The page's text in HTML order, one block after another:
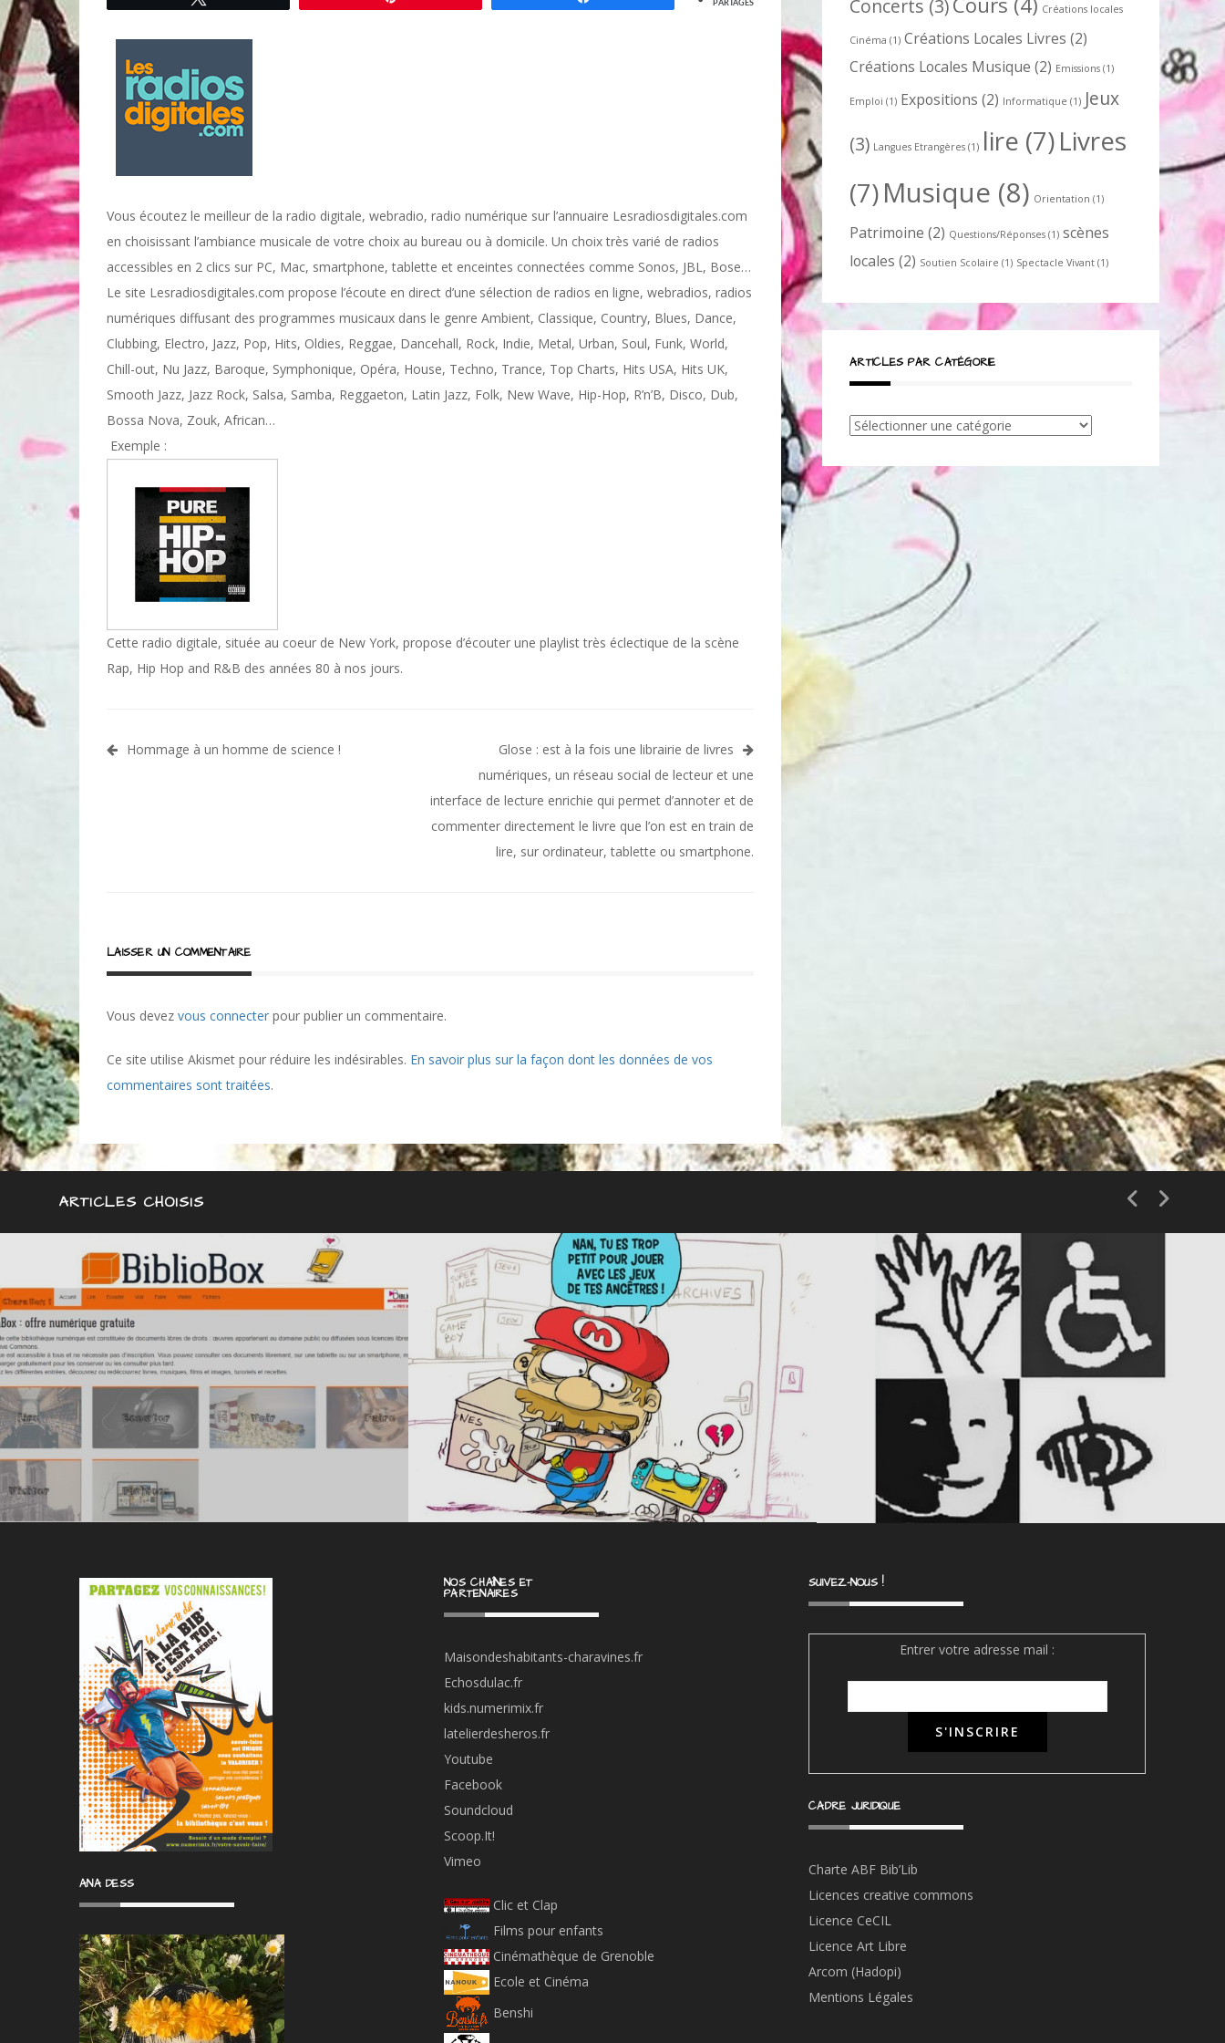
PARTAGES
Vous écoutez le meilleur de la radio digitale, webradio, radio numérique sur l’annuaire Lesradiosdigitales.com
en choisissant l’ambiance musicale de votre choix au bureau ou à domicile. Un choix très varié de radios
accessibles en 2 clics sur PC, Mac, smartphone, tablette et enceintes connectées comme Sonos, JBL, Bose…
Le site Lesradiosdigitales.com propose l’écoute en direct d’une sélection de radios en ligne, webradios, radios
numériques diffusant des programmes musicaux dans le genre Ambient, Classique, Country, Blues, Dance,
Clubbing, Electro, Jazz, Pop, Hits, Oldies, Reggae, Dancehall, Rock, Indie, Metal, Urban, Soul, Funk, World,
Chill-out, Nu Jazz, Baroque, Symphonique, Opéra, House, Techno, Trance, Top Charts, Hits USA, Hits UK,
Smooth Jazz, Jazz Rock, Salsa, Samba, Reggaeton, Latin Jazz, Folk, New Wave, Hip-Hop, R’n’B, Disco, Dub,
Bossa Nova, Zouk, African…
Exemple :
Cette radio digitale, située au coeur de New York, propose d’écouter une playlist très éclectique de la scène
Rap, Hip Hop and R&B des années 80 à nos jours.
Navigation
Hommage à un homme de science !
Glose : est à la fois une librairie de livres
numériques, un réseau social de lecteur et une
interface de lecture enrichie qui permet d’annoter et de
commenter directement le livre que l’on est en train de
lire, sur ordinateur, tablette ou smartphone.
LAISSER UN COMMENTAIRE
Vous devez vous connecter pour publier un commentaire.
Ce site utilise Akismet pour réduire les indésirables. En savoir plus sur la façon dont les données de vos
commentaires sont traitées.
Concerts (3) Créations locales
Cinéma (1) Créations Locales Livres (2)
Créations Locales Musique (2) Emissions (1)
Emploi (1) Expositions (2) Informatique (1) Jeux
(3) Langues Etrangères (1) lire (7)Livres
(7)Musique (8) Orientation (1)
Patrimoine (2) Questions/Réponses (1) scènes
locales (2) Soutien Scolaire (1) Spectacle Vivant (1)
ARTICLES PAR CATÉGORIE
Articles
catégorie
ARTICLES CHOISIS
ANA DESS
NOS CHAÎNES ET
PARTENAIRES
Maisondeshabitants-charavines.fr
Echosdulac.fr
kids.numerimix.fr
latelierdesheros.fr
Youtube
Facebook
Soundcloud
Scoop.It!
Vimeo
Clic et Clap
Films pour enfants
Cinémathèque de Grenoble
Ecole et Cinéma
Benshi
SUIVEZ-NOUS !
Entrer votre adresse mail :
CADRE JURIDIQUE
Charte ABF Bib’Lib
Licences creative commons
Licence CeCIL
Licence Art Libre
Arcom (Hadopi)
Mentions Légales